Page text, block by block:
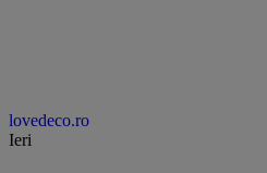
lovedeco.ro
Ieri